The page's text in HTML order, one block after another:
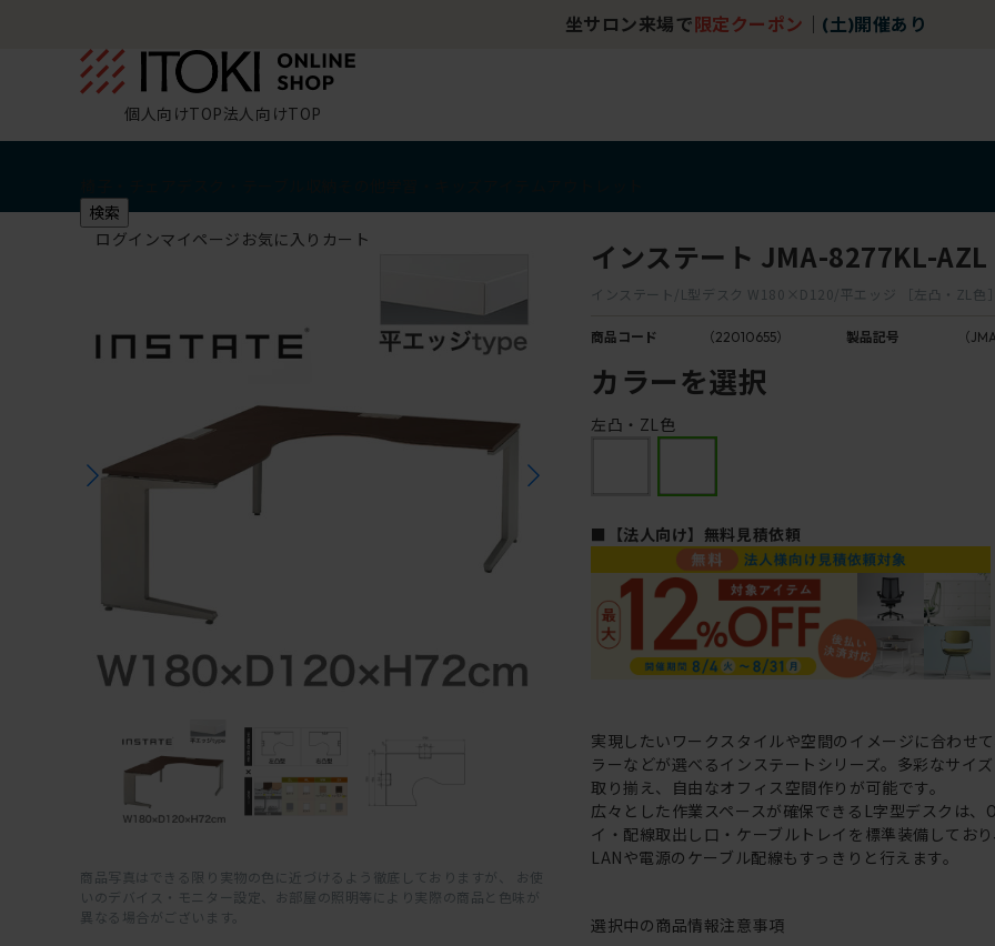
坐サロン来場で 限定クーポン (土)開催あり
個人向けTOP法人向けTOP
検索
ログインマイページ お気に入り カート
商品写真はできる限り実物の色に近づけるよう徹底しておりますが、 お使
いのデバイス・モニター設定、お部屋の照明等により実際の商品と色味が
異なる場合がございます。
インステート JMA-8277KL-AZL
インステート/L型デスク W180×D120/平エッジ ［左凸・ZL色
商品コード （22010655） 製品記号 （
カラーを選択
左凸・ZL色
■【法人向け】無料見積依頼
実現したいワークスタイルや空間のイメージに合わせ
ラーなどが選べるインステートシリーズ。多彩なサイ
取り揃え、自由なオフィス空間作りが可能です。
広々とした作業スペースが確保できるL字型デスクは、
イ・配線取出し口・ケーブルトレイを標準装備してお
LANや電源のケーブル配線もすっきりと行えます。
選択中の商品情報注意事項